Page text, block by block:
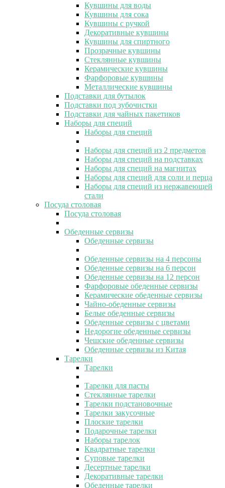
Кувшины для воды
Кувшины для сока
Кувшины с ручкой
Декоративные кувшины
Кувшины для спиртного
Прозрачные кувшины
Стеклянные кувшины
Керамические кувшины
Фарфоровые кувшины
Металлические кувшины
Подставки для бутылок
Подставки под зубочистки
Подставки для чайных пакетиков
Наборы для специй
Наборы для специй
Наборы для специй из 2 предметов
Наборы для специй на подставках
Наборы для специй на магнитах
Наборы для специй для соли и перца
Наборы для специй из нержавеющей
стали
Посуда столовая
Посуда столовая
Обеденные сервизы
Обеденные сервизы
Обеденные сервизы на 4 персоны
Обеденные сервизы на 6 персон
Обеденные сервизы на 12 персон
Фарфоровые обеденные сервизы
Керамические обеденные сервизы
Чайно-обеденные сервизы
Белые обеденные сервизы
Обеденные сервизы с цветами
Недорогие обеденные сервизы
Чешские обеденные сервизы
Обеденные сервизы из Китая
Тарелки
Тарелки
Тарелки для пасты
Стеклянные тарелки
Тарелки подстановочные
Тарелки закусочные
Плоские тарелки
Подарочные тарелки
Наборы тарелок
Квадратные тарелки
Суповые тарелки
Десертные тарелки
Декоративные тарелки
Обеденные тарелки